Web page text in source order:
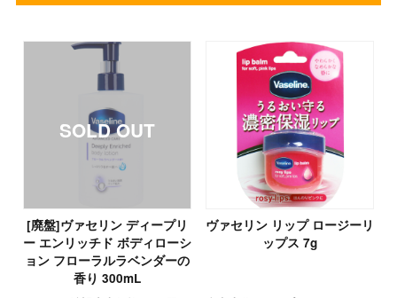
[廃盤]ヴァセリン ディープリ
ー エンリッチド ボディローシ
ョン フローラルラベンダーの
香り 300mL
ヴァセリン リップ ロージーリ
ップス 7g